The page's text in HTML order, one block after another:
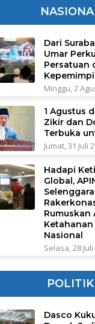
Dari
Umar
Persatuan
Minggu, 2
1 Agustus
Zikir dan
Terbuka
Jumat, 31 Juli
Hadapi
Global,
Rumuskan
Nasional
Selasa, 28
POLITIK
Dasco